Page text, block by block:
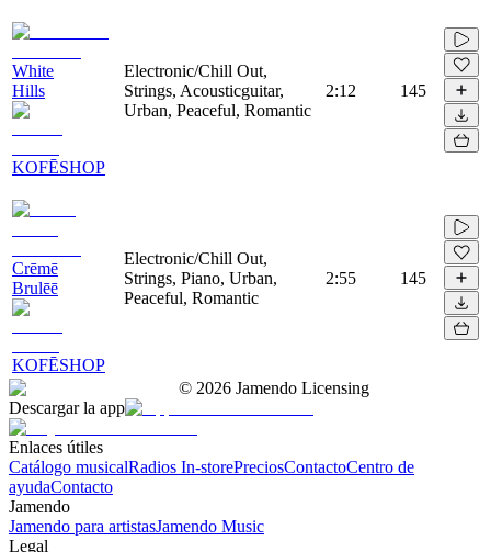
White
Hills
KOFĒSHOP
Electronic/Chill Out,
Strings, Acousticguitar,
Urban, Peaceful, Romantic
2:12 145
Crēmē
Brulēē
KOFĒSHOP
Electronic/Chill Out,
Strings, Piano, Urban,
Peaceful, Romantic
2:55 145
© 2026 Jamendo Licensing
Descargar la app
Enlaces útiles
Catálogo musicalRadios In-storePreciosContactoCentro de
ayudaContacto
Jamendo
Jamendo para artistasJamendo Music
Legal